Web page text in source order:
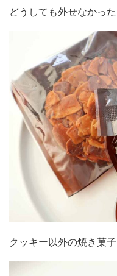
どうしても外せなかっ
クッキー以外の焼き菓